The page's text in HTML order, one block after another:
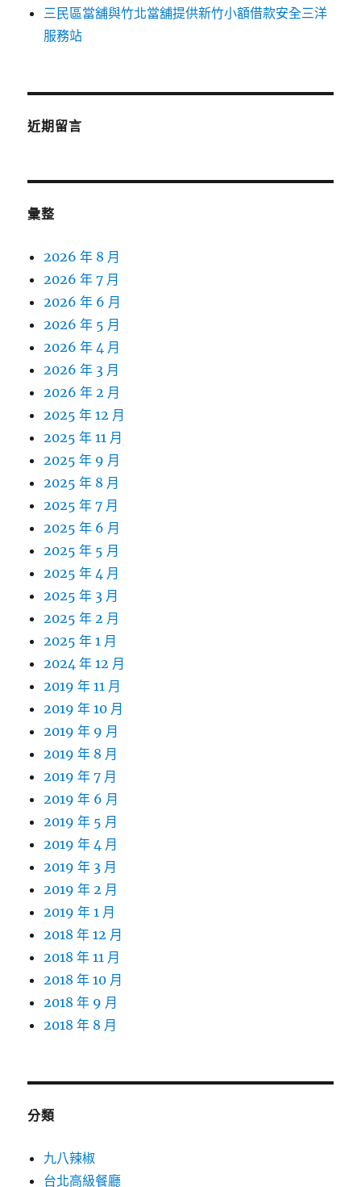
三民區當舖與竹北當舖提供新竹小額借款安全三洋
服務站
近期留言
彙整
2026 年 8 月
2026 年 7 月
2026 年 6 月
2026 年 5 月
2026 年 4 月
2026 年 3 月
2026 年 2 月
2025 年 12 月
2025 年 11 月
2025 年 9 月
2025 年 8 月
2025 年 7 月
2025 年 6 月
2025 年 5 月
2025 年 4 月
2025 年 3 月
2025 年 2 月
2025 年 1 月
2024 年 12 月
2019 年 11 月
2019 年 10 月
2019 年 9 月
2019 年 8 月
2019 年 7 月
2019 年 6 月
2019 年 5 月
2019 年 4 月
2019 年 3 月
2019 年 2 月
2019 年 1 月
2018 年 12 月
2018 年 11 月
2018 年 10 月
2018 年 9 月
2018 年 8 月
分類
九八辣椒
台北高級餐廳